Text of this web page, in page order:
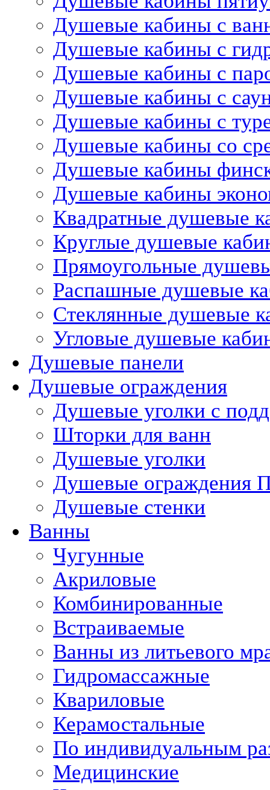
Душевые кабины с
Душевые кабины с
Душевые кабины с
Душевые кабины с
Душевые кабины с
Душевые кабины со
Душевые кабины
Душевые кабины
Квадратные душевые
Круглые душевые
Прямоугольные
Распашные душевые
Стеклянные душевые
Угловые душевые
Душевые панели
Душевые ограждения
Душевые уголки с
Шторки для ванн
Душевые уголки
Душевые ограждения
Душевые стенки
Ванны
Чугунные
Акриловые
Комбинированные
Встраиваемые
Ванны из литьевого
Гидромассажные
Квариловые
Керамостальные
По индивидуальным
Медицинские